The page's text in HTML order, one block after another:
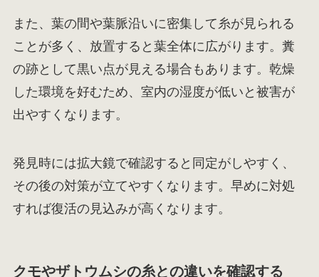
また、葉の間や葉脈沿いに密集して糸が見られる
ことが多く、放置すると葉全体に広がります。糞
の跡として黒い点が見える場合もあります。乾燥
した環境を好むため、室内の湿度が低いと被害が
出やすくなります。
発見時には拡大鏡で確認すると同定がしやすく、
その後の対策が立てやすくなります。早めに対処
すれば復活の見込みが高くなります。
クモやザトウムシの糸との違いを確認する